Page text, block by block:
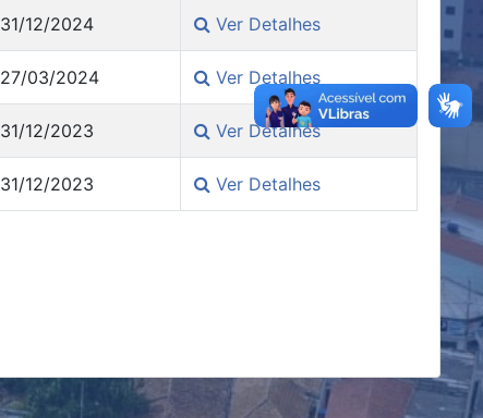
31/12/2024 Ver Detalhes
27/03/2024 Ver Detalhes
31/12/2023 Ver Detalhes
31/12/2023 Ver Detalhes